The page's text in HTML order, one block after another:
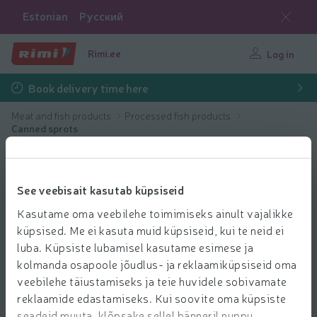
See veebisait kasutab küpsiseid
Kasutame oma veebilehe toimimiseks ainult vajalikke
küpsised. Me ei kasuta muid küpsiseid, kui te neid ei
luba. Küpsiste lubamisel kasutame esimese ja
kolmanda osapoole jõudlus- ja reklaamiküpsiseid oma
veebilehe täiustamiseks ja teie huvidele sobivamate
reklaamide edastamiseks. Kui soovite oma küpsiste
Estonian Русский
Rimi.ee Log in
Book delivery time here
Meat and fish products
Processed fish products
Canned sprots